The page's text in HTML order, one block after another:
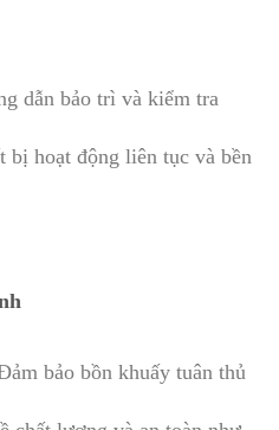
dẫn bảo trì và kiểm tra
bị hoạt động liên tục và bền
bảo bồn khuấy tuân thủ